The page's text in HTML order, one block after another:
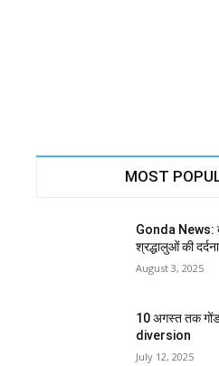
MOST
Gonda News:
श्रद्धालुओं की
August 3, 2025
10 अगस्त तक
diversion
July 12, 2025